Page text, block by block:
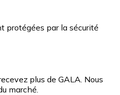
protégées par la sécurité
plus de GALA. Nous
marché.